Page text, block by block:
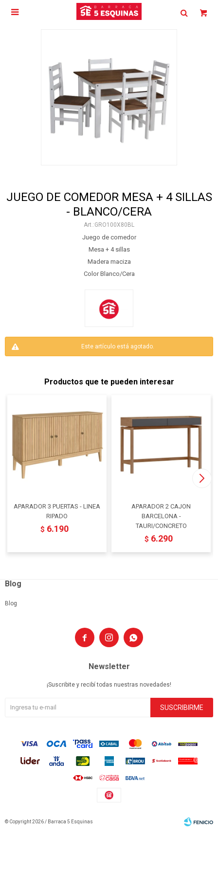

JUEGO DE COMEDOR MESA + 4 SILLAS
- BLANCO/CERA
GRO100X80BL
Juego de comedor
Mesa + 4 sillas
Madera maciza
Color Blanco/Cera
Este artículo está agotado.
Productos que te pueden interesar
APARADOR 3 PUERTAS - LINEA
RIPADO
$ 6.190
APARADOR 2 CAJON
BARCELONA -
TAURI/CONCRETO
$ 6.290
  
Blog
Blog
Newsletter
¡Suscribite y recibí todas nuestras novedades!
SUSCRIBIRME
© Copyright 2026 / Barraca 5 Esquinas